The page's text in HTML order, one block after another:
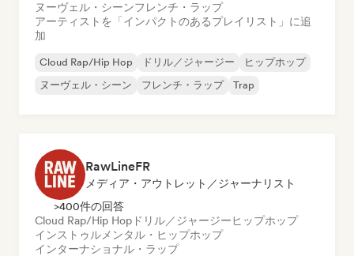
ヌーヴェル・シーンフレンチ・ラップ
アーティストを「インパクトのあるプレイリスト」に追
加
Cloud Rap/Hip Hop ドリル／ジャージー
ヒップホップ
ヌーヴェル・シーン
フレンチ・ラップ Trap
RawLineFR
メディア・アウトレット／ジャーナリスト
>400件の回答
Cloud Rap/Hip Hop ドリル／ジャージーヒップホップ
インストゥルメンタル・ヒップホップ
インターナショナル・ラップ